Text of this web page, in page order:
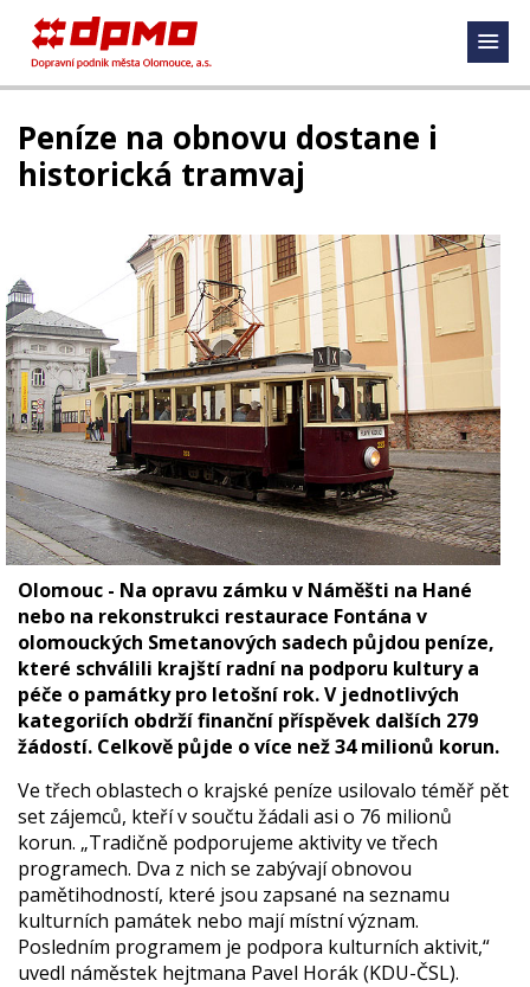
Peníze na obnovu dostane i
historická tramvaj
Olomouc - Na opravu zámku v Náměšti na Hané
nebo na rekonstrukci restaurace Fontána v
olomouckých Smetanových sadech půjdou peníze,
které schválili krajští radní na podporu kultury a
péče o památky pro letošní rok. V jednotlivých
kategoriích obdrží finanční příspěvek dalších 279
žádostí. Celkově půjde o více než 34 milionů korun.
Ve třech oblastech o krajské peníze usilovalo téměř pět
set zájemců, kteří v součtu žádali asi o 76 milionů
korun. „Tradičně podporujeme aktivity ve třech
programech. Dva z nich se zabývají obnovou
pamětihodností, které jsou zapsané na seznamu
kulturních památek nebo mají místní význam.
Posledním programem je podpora kulturních aktivit,“
uvedl náměstek hejtmana Pavel Horák (KDU-ČSL).